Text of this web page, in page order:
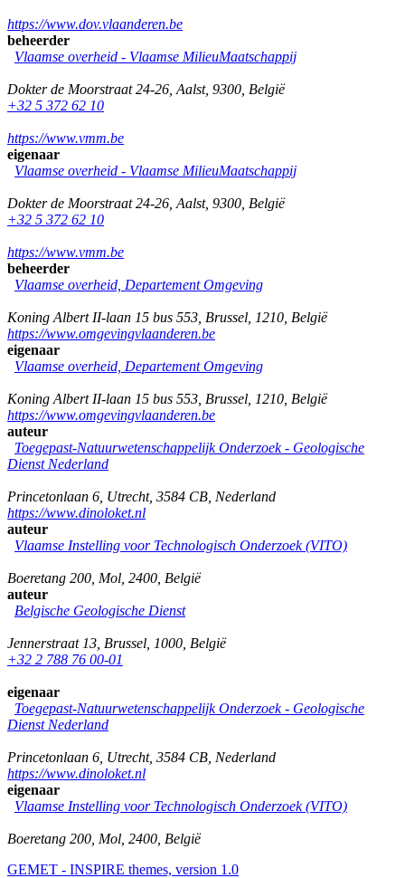
https://www.dov.vlaanderen.be
beheerder
Vlaamse overheid - Vlaamse MilieuMaatschappij
Dokter de Moorstraat 24-26 Aalst, 9300 België
+32 5 372 62 10
https://www.vmm.be
eigenaar
Vlaamse overheid - Vlaamse MilieuMaatschappij
Dokter de Moorstraat 24-26 Aalst, 9300 België
+32 5 372 62 10
https://www.vmm.be
beheerder
Vlaamse overheid, Departement Omgeving
Koning Albert II-laan 15 bus 553 Brussel 1210 België
https://www.omgevingvlaanderen.be
eigenaar
Vlaamse overheid, Departement Omgeving
Koning Albert II-laan 15 bus 553 Brussel 1210 België
https://www.omgevingvlaanderen.be
auteur
Toegepast-Natuurwetenschappelijk Onderzoek - Geologische
Dienst Nederland
Princetonlaan 6 Utrecht, 3584 CB Nederland
https://www.dinoloket.nl
auteur
Vlaamse Instelling voor Technologisch Onderzoek (VITO)
Boeretang 200 Mol 2400 België
auteur
Belgische Geologische Dienst
Jennerstraat 13 Brussel 1000 België
+32 2 788 76 00-01
eigenaar
Toegepast-Natuurwetenschappelijk Onderzoek - Geologische
Dienst Nederland
Princetonlaan 6 Utrecht, 3584 CB Nederland
https://www.dinoloket.nl
eigenaar
Vlaamse Instelling voor Technologisch Onderzoek (VITO)
Boeretang 200 Mol 2400 België
GEMET - INSPIRE themes, version 1.0